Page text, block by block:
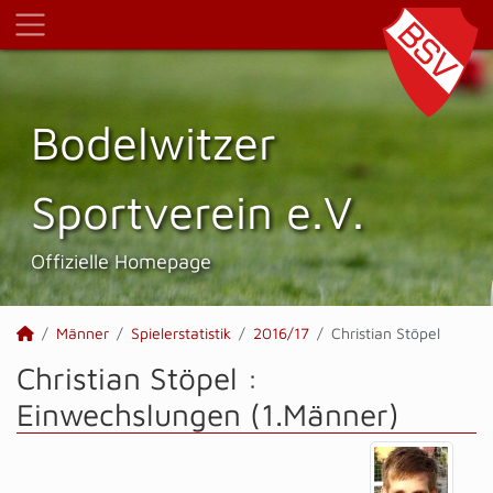
Bodelwitzer
Sportverein e.V.
Offizielle Homepage
Männer Spielerstatistik 2016/17 Christian Stöpel
Christian Stöpel :
Einwechslungen (1.Männer)